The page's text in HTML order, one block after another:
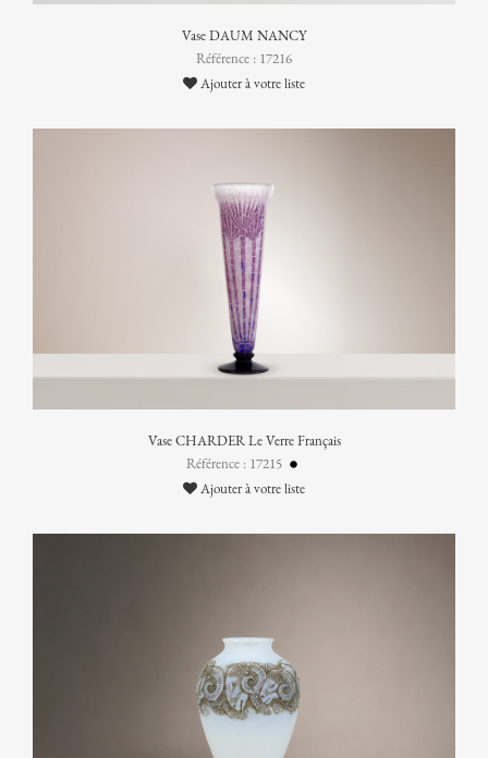
Vase DAUM NANCY
Référence : 17216
Ajouter à votre liste
Vase CHARDER Le Verre Français
Référence : 17215
Ajouter à votre liste